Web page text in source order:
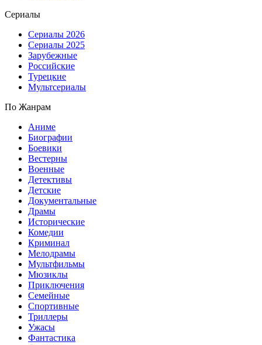
Сериалы
Сериалы 2026
Сериалы 2025
Зарубежные
Российские
Турецкие
Мультсериалы
По Жанрам
Аниме
Биографии
Боевики
Вестерны
Военные
Детективы
Детские
Документальные
Драмы
Исторические
Комедии
Криминал
Мелодрамы
Мультфильмы
Мюзиклы
Приключения
Семейные
Спортивные
Триллеры
Ужасы
Фантастика